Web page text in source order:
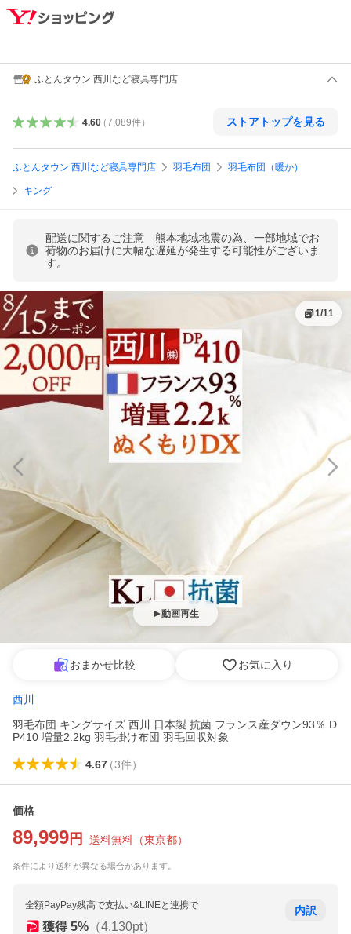
ふとんタウン 西川など寝具専門店
4.60（7,089件） ストアトップを見る
ふとんタウン 西川など寝具専門店 羽毛布団 羽毛布団（暖か）
キング
配送に関するご注意 熊本地域地震の為、一部地域でお
荷物のお届けに大幅な遅延が発生する可能性がございま
す。
動画再生
1/11
おまかせ比較 お気に入り
西川
羽毛布団 キングサイズ 西川 日本製 抗菌 フランス産ダウン93％ D
P410 増量2.2kg 羽毛掛け布団 羽毛回収対象
4.67（3件）
価格
89,999 円 送料無料 （東京都）
条件により送料が異なる場合があります。
全額PayPay残高で支払い&LINEと連携で
獲得 5% （4,130pt）
内訳